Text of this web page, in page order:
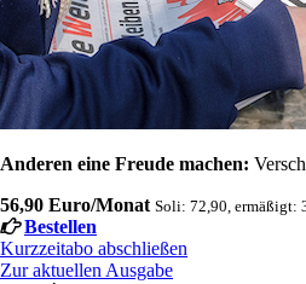
Anderen eine Freude machen:
56,90 Euro/Monat Soli: 72,90, ermäßigt:
Bestellen
Kurzzeitabo abschließen
Zur aktuellen Ausgabe